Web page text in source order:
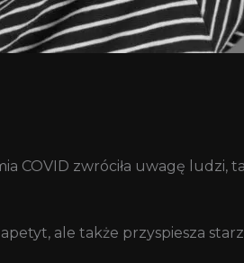
COVID zwróciła uwagę ludzi,
ale także przyspiesza